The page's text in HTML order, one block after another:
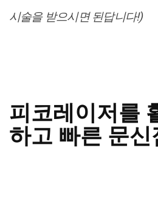
시술을 받으시면 된답니다!)
피코레이저를
하고 빠른 문신